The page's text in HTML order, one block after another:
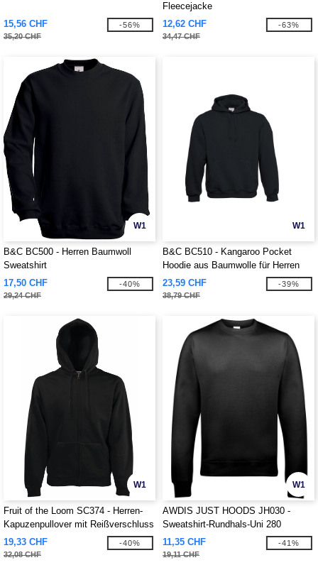
15,56 CHF
35,20 CHF
-56%
Fleecejacke
12,62 CHF
34,47 CHF
-63%
W1
B&C BC500 - Herren Baumwoll
Sweatshirt
17,50 CHF
29,24 CHF
-40%
W1
B&C BC510 - Kangaroo Pocket
Hoodie aus Baumwolle für Herren
23,59 CHF
38,79 CHF
-39%
W1
Fruit of the Loom SC374 - Herren-
Kapuzenpullover mit Reißverschluss
19,33 CHF
32,08 CHF
-40%
W1
AWDIS JUST HOODS JH030 -
Sweatshirt-Rundhals-Uni 280
11,35 CHF
19,11 CHF
-41%